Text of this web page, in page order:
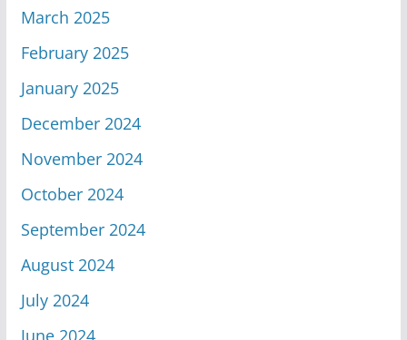
March 2025
February 2025
January 2025
December 2024
November 2024
October 2024
September 2024
August 2024
July 2024
June 2024